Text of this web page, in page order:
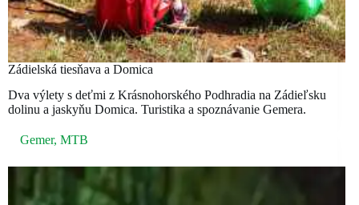
Zádielská tiesňava a Domica
Dva výlety s deťmi z Krásnohorského Podhradia na Zádieľsku
dolinu a jaskyňu Domica. Turistika a spoznávanie Gemera.
Gemer, MTB